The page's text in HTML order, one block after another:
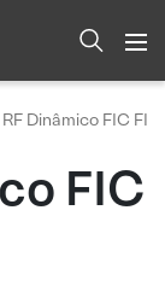
Dinâmico FIC FIM
FIC